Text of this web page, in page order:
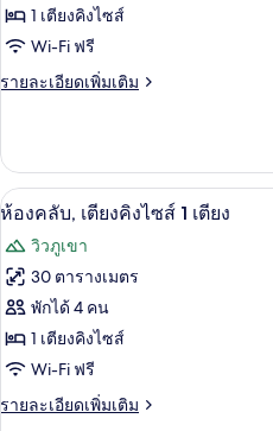
ห้อง
ทั้งหมด
ของ
Grand
King
1 เตียงคิงไซส์
Wi-Fi ฟรี
รายละเอียดเพิ่มเติม
ราย
เกี่ยว
กับ
Grand
Suite
King
เปิด
ภาพถ่าย
ทั้งหมด
ของ
ห้อง
คลับ,
เตียง
5
ห้องคลับ, เตียงคิงไซส์ 1 เตียง
วิวภูเขา
30 ตารางเมตร
พักได้ 4 คน
1 เตียงคิงไซส์
Wi-Fi ฟรี
รายละเอียดเพิ่มเติม
ราย